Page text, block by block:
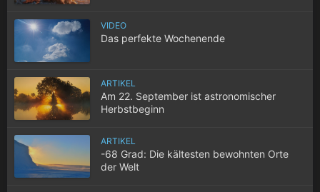
VIDEO
Das perfekte Wochenende
ARTIKEL
Am 22. September ist astronomischer
Herbstbeginn
ARTIKEL
-68 Grad: Die kältesten bewohnten Orte
der Welt